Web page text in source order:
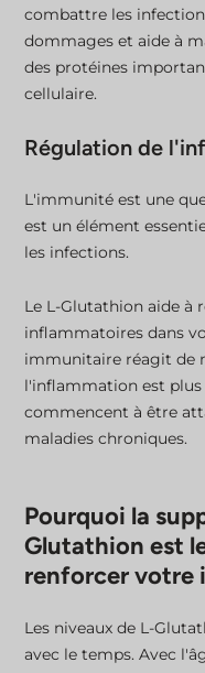
combattre les
dommages et aide à
des protéines
cellulaire.
Régulation de
L'immunité est une
est un élément
les infections.
Le L-Glutathion aide à
inflammatoires dans
immunitaire réagit de
l'inflammation est plus
commencent à être
maladies chroniques.
Pourquoi la
Glutathion est
renforcer votre
Les niveaux de L-
avec le temps. Avec